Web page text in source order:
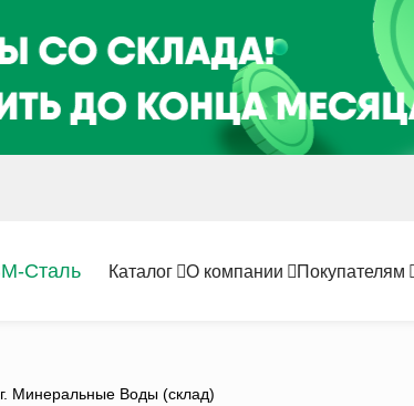
Каталог О компании Покупателям
г. Минеральные Воды (склад)